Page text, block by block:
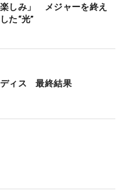
シガンダ（スペイン）
ルはなかなか思い通り
。前半を1バーディ・1
ットを左に曲げて、2
14番、さらに1メート
でボギーを追加してし
楽しみ」 メジャーを終え
た“光”
ディス 最終結果